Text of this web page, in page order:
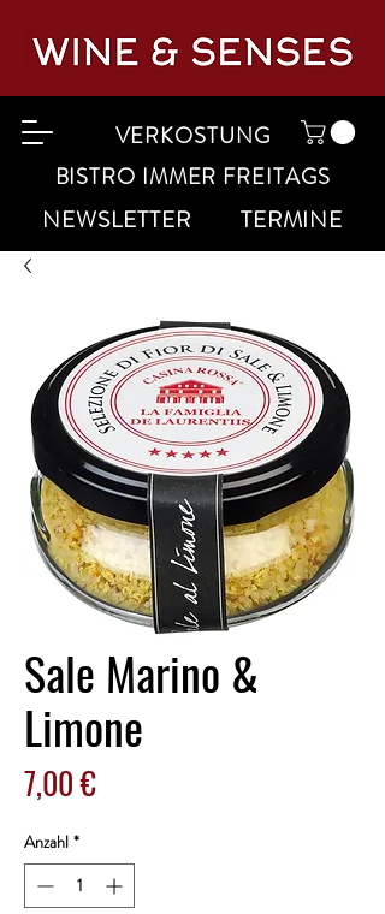
VERKOSTUNG
BISTRO IMMER FREITAGS
NEWSLETTER TERMINE
Sale Marino &
Limone
7,00 €Preis
Anzahl *